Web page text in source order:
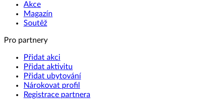
Akce
Magazín
Soutěž
Pro partnery
Přidat akci
Přidat aktivitu
Přidat ubytování
Nárokovat profil
Registrace partnera